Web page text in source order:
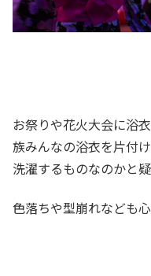
お祭りや花火大会に浴
族みんなの浴衣を片付
洗濯するものなのかと疑
色落ちや型崩れなども